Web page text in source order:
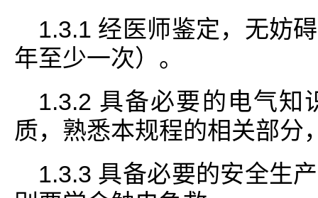
1.3.1 经医师鉴定，无妨
年至少一次）。
1.3.2 具备必要的电气知
质，熟悉本规程的相关部分
1.3.3 具备必要的安全生